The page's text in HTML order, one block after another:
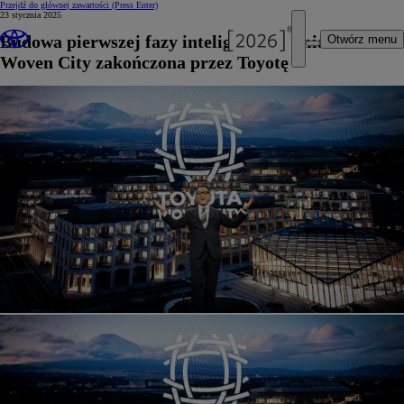
Przejdź do głównej zawartości (Press Enter)
Otwórz menu
23 stycznia 2025
Budowa pierwszej fazy inteligentnego miasta
Woven City zakończona przez Toyotę